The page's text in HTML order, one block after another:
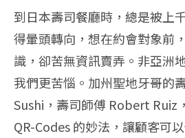
到日本壽司餐廳時，總是被上
得暈頭轉向，想在約會對象前
識，卻苦無資訊賣弄。非亞洲
我們更苦惱。加州聖地牙哥的
Sushi，壽司師傅 Robert Ruiz
QR-Codes 的妙法，讓顧客可